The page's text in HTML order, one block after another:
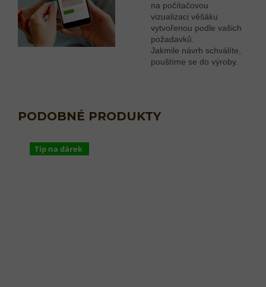
na počítačovou
vizualizaci věšáku
vytvořenou podle vašich
požadavků.
Jakmile návrh schválíte,
pouštíme se do výroby.
Tip na dárek